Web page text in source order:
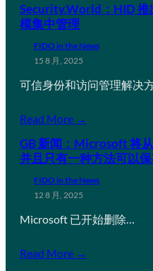
Security.World：HID 推
模集中管理
FIDO in the News
15 8 月, 2025
可信身份和访问管理解决
Read More →
GB 新闻：Microsoft 将
并且只有一种方法可以
FIDO in the News
12 8 月, 2025
Microsoft 已开始删除…
Read More →